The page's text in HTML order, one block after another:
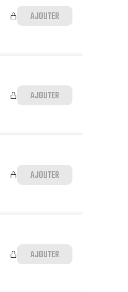
AJOUTER
AJOUTER
AJOUTER
AJOUTER